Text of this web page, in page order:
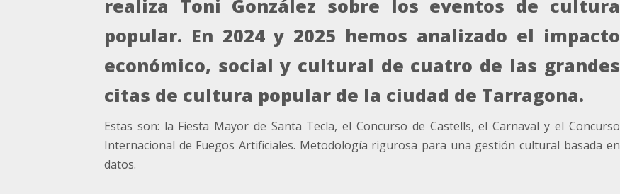
realiza Toni González sobre los eventos de cultura
popular. En 2024 y 2025 hemos analizado el impacto
económico, social y cultural de cuatro de las grandes
citas de cultura popular de la ciudad de Tarragona.
Estas son: la Fiesta Mayor de Santa Tecla, el Concurso de Castells, el Carnaval y el Concurso
Internacional de Fuegos Artificiales. Metodología rigurosa para una gestión cultural basada en
datos.